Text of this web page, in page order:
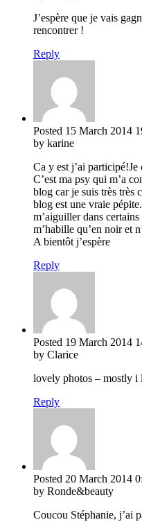
J’espère que je vais
rencontrer !
Reply
Posted 15 March 2014
by karine
Ca y est j’ai
C’est ma psy qui m’a
blog car je suis très très
blog est une vraie
m’aiguiller dans
m’habille qu’en noir et
A bientôt j’espère
Reply
Posted 19 March 2014
by Clarice
lovely photos – mostly i
Reply
Posted 20 March 2014
by Ronde&beauty
Coucou Stéphanie, j’ai